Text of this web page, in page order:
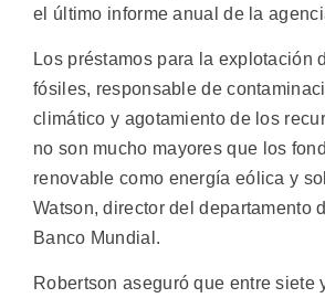
el último informe anual de la
Los préstamos para la explotación
fósiles, responsable de
climático y agotamiento de los
no son mucho mayores que los
renovable como energía eólica y
Watson, director del departamento
Banco Mundial.
Robertson aseguró que entre siete